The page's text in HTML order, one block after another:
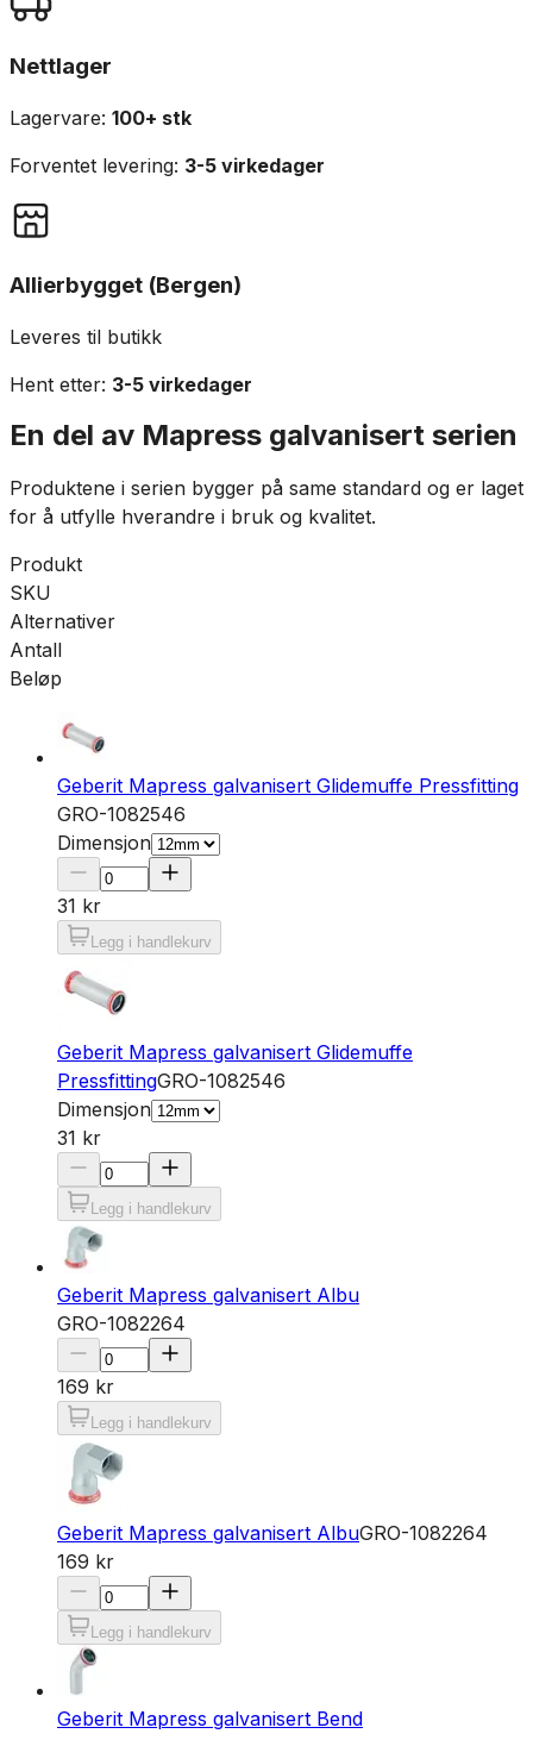
Nettlager
Lagervare: 100+ stk
Forventet levering: 3-5 virkedager
Allierbygget (Bergen)
Leveres til butikk
Hent etter: 3-5 virkedager
En del av Mapress galvanisert serien
Produktene i serien bygger på same standard og er laget
for å utfylle hverandre i bruk og kvalitet.
Produkt
SKU
Alternativer
Antall
Beløp
Geberit Mapress galvanisert Glidemuffe Pressfitting
GRO-1082546
Dimensjon
31 kr
Legg i handlekurv
Geberit Mapress galvanisert Glidemuffe
PressfittingGRO-1082546
Dimensjon
31 kr
Legg i handlekurv
Geberit Mapress galvanisert Albu
GRO-1082264
169 kr
Legg i handlekurv
Geberit Mapress galvanisert AlbuGRO-1082264
169 kr
Legg i handlekurv
Geberit Mapress galvanisert Bend